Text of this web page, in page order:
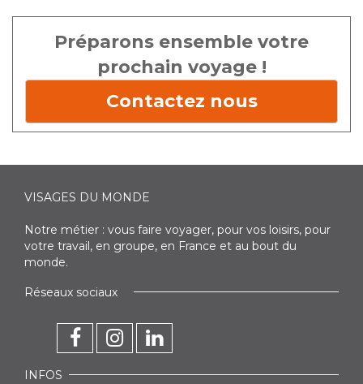
Préparons ensemble votre
prochain voyage !
Contactez nous
VISAGES DU MONDE
Notre métier : vous faire voyager, pour vos loisirs, pour
votre travail, en groupe, en France et au bout du
monde.
Réseaux sociaux
INFOS